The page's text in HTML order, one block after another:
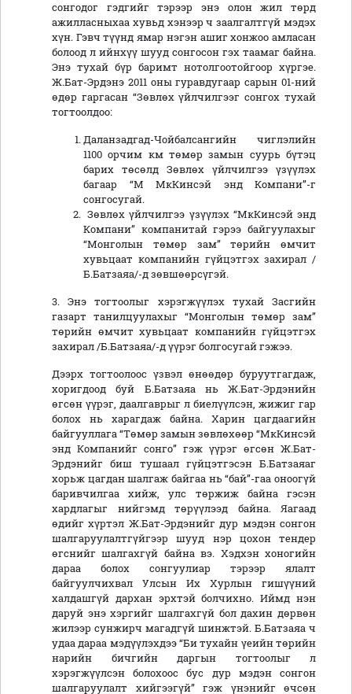
сонгодог гэдгийг тэрээр энэ олон жил төрд
ажилласныхаа хувьд хэнээр ч заалгалтгүй мэдэх
хүн. Гэвч түүнд ямар нэгэн ашиг хонжоо амласан
болоод л ийнхүү шууд сонгосон гэх таамаг байна.
Энэ тухай бүр баримт нотолгоотойгоор хүргэе.
Ж.Бат-Эрдэнэ 2011 оны гуравдугаар сарын 01-ний
өдөр гаргасан “Зөвлөх үйлчилгээг сонгох тухай
тогтоолдоо:
Даланзадгад-Чойбалсангийн чиглэлийн
1100 орчим км төмөр замын суурь бүтэц
барих төсөлд Зөвлөх үйлчилгээ үзүүлэх
багаар “М МкКинсэй энд Компани”-г
сонгосугай.
Зөвлөх үйлчилгээ үзүүлэх “МкКинсэй энд
Компани” компанитай гэрээ байгуулахыг
“Монголын төмөр зам” төрийн өмчит
хувьцаат компанийн гүйцэтгэх захирал /
Б.Батзаяа/-д зөвшөөрсүгэй.
3. Энэ тогтоолыг хэрэгжүүлэх тухай Засгийн
газарт танилцуулахыг “Монголын төмөр зам”
төрийн өмчит хувьцаат компанийн гүйцэтгэх
захирал /Б.Батзаяа/-д үүрэг болгосугай гэжээ.
Дээрх тогтоолоос үзвэл өнөөдөр буруутгагдаж,
хоригдоод буй Б.Батзаяа нь Ж.Бат-Эрдэнийн
өгсөн үүрэг, даалгаврыг л биелүүлсэн, жижиг гар
болох нь харагдаж байна. Харин цагдаагийн
байгууллага “Төмөр замын зөвлөхөөр “МкКинсэй
энд Компанийг сонго” гэж үүрэг өгсөн Ж.Бат-
Эрдэнийг биш тушаал гүйцэтгэсэн Б.Батзаяаг
хорьж цагдан шалгаж байгаа нь “бай”-гаа оноогүй
баривчилгаа хийж, улс төржиж байна гэсэн
хардлагыг нийгэмд төрүүлээд байна. Яагаад
өдийг хүртэл Ж.Бат-Эрдэнийг дур мэдэн сонгон
шалгаруулалтгүйгээр шууд нэр цохон тендер
өгснийг шалгахгүй байна вэ. Хэдхэн хоногийн
дараа болох сонгуулиар тэрээр ялалт
байгуулчихвал Улсын Их Хурлын гишүүний
халдашгүй дархан эрхтэй болчихно. Иймд нэн
даруй энэ хэргийг шалгахгүй бол дахин дөрвөн
жилээр сунжирч магадгүй шинжтэй. Б.Батзаяа ч
удаа дараа мэдүүлэхдээ “Би тухайн үеийн төрийн
нарийн бичгийн даргын тогтоолыг л
хэрэгжүүлсэн болохоос бус дур мэдэн сонгон
шалгаруулалт хийгээгүй” гэж үнэнийг өчсөн